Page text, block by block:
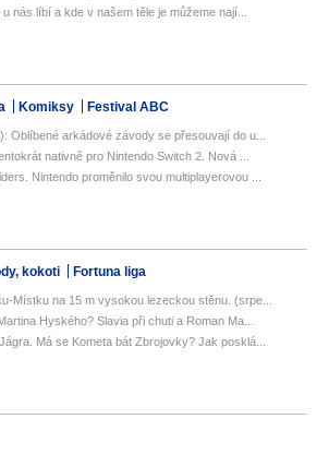
nás líbí a kde v našem těle je můžeme nají...
Komiksy Festival ABC
Oblíbené arkádové závody se přesouvají do u...
nativně pro Nintendo Switch 2. Nová ...
Nintendo proměnilo svou multiplayerovou ...
kokoti Fortuna liga
Místku na 15 m vysokou lezeckou stěnu. (srpe...
Hyského? Slavia při chuti a Roman Ma...
Má se Kometa bát Zbrojovky? Jak posklá...